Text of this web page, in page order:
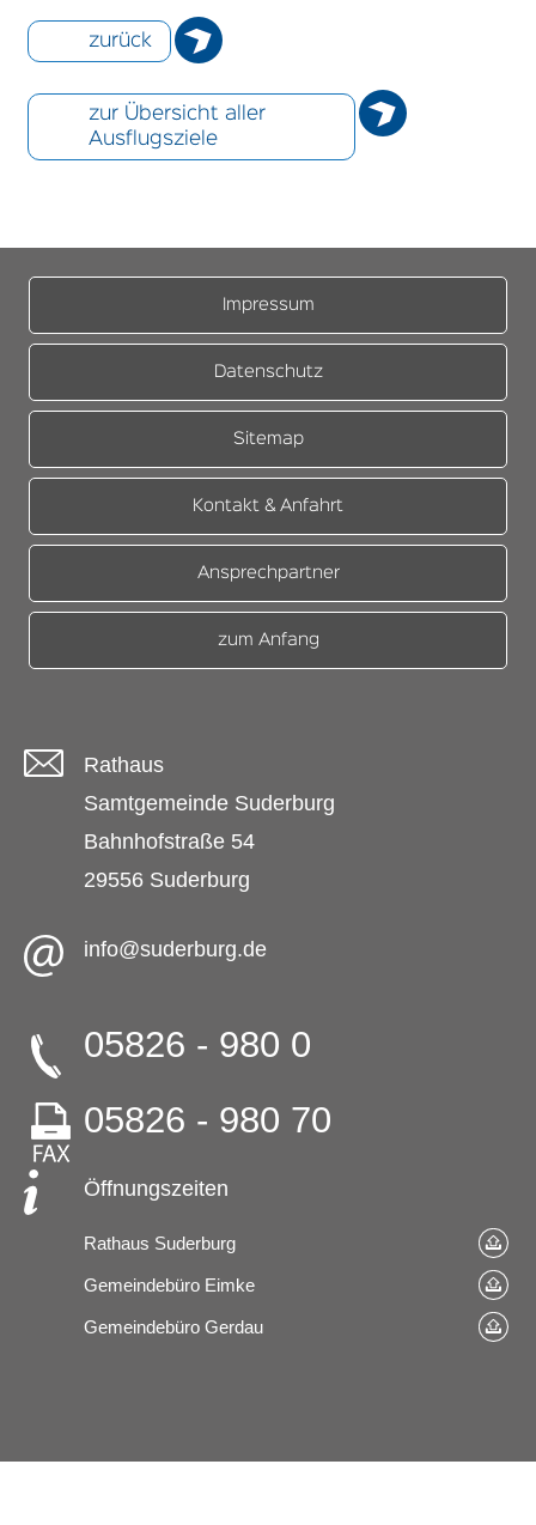
zurück
zur Übersicht aller
Ausflugsziele
Impressum
Datenschutz
Sitemap
Kontakt & Anfahrt
Ansprechpartner
zum Anfang
Rathaus
Samtgemeinde Suderburg
Bahnhofstraße 54
29556 Suderburg
info@suderburg.de
05826 - 980 0
05826 - 980 70
Öffnungszeiten
Rathaus Suderburg
Gemeindebüro Eimke
Gemeindebüro Gerdau